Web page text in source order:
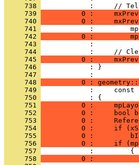
     738
     739
0 :
     740
0 :
     741
     742
0 :
     743
     744
     745
0 :
     746
            : }
     747
     748
0 :
     749
     750
     751
0 :
     752
0 :     bool
     753
0 :
     754
0 :     if
     755
0 :
     756
0 :     if
     757
     758
0 :